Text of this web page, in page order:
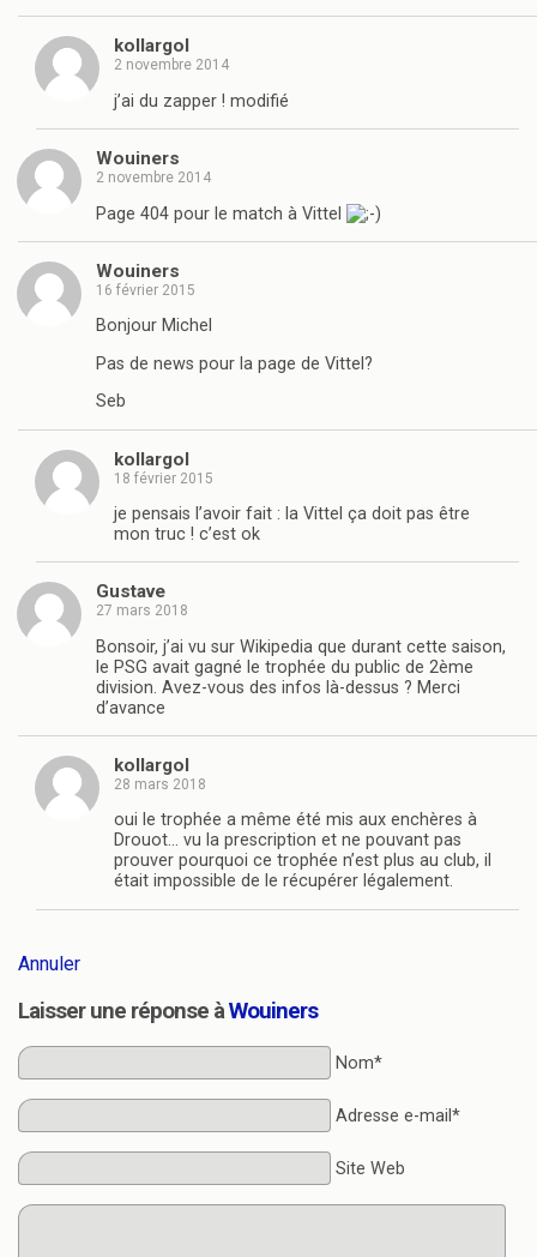
kollargol
2 novembre 2014
j’ai du zapper ! modifié
Wouiners
2 novembre 2014
Page 404 pour le match à Vittel
Wouiners
16 février 2015
Bonjour Michel
Pas de news pour la page de Vittel?
Seb
kollargol
18 février 2015
je pensais l’avoir fait : la Vittel ça doit pas être
mon truc ! c’est ok
Gustave
27 mars 2018
Bonsoir, j’ai vu sur Wikipedia que durant cette saison,
le PSG avait gagné le trophée du public de 2ème
division. Avez-vous des infos là-dessus ? Merci
d’avance
kollargol
28 mars 2018
oui le trophée a même été mis aux enchères à
Drouot… vu la prescription et ne pouvant pas
prouver pourquoi ce trophée n’est plus au club, il
était impossible de le récupérer légalement.
Annuler
Laisser une réponse àWouiners
Nom*
Adresse e-mail*
Site Web